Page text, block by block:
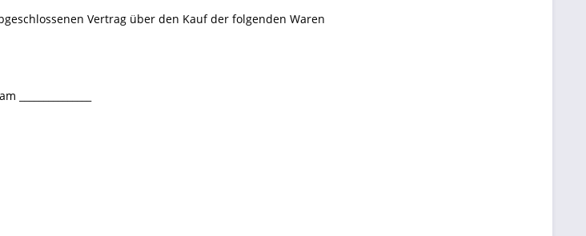
Vertrag über den Kauf der folgenden Waren